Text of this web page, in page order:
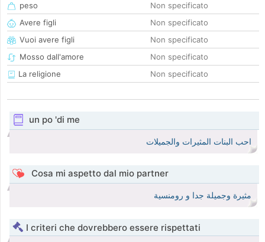
peso
Non specificato
Avere figli
Non specificato
Vuoi avere figli
Non specificato
Mosso dall'amore
Non specificato
La religione
Non specificato
un po 'di me
احب البنات المثيرات والجميلات
Cosa mi aspetto dal mio partner
مثيرة وجميلة جدا و رومنسية
I criteri che dovrebbero essere rispettati